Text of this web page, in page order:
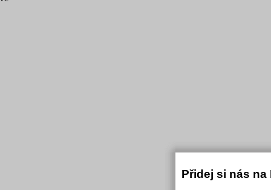
Přidej si nás na